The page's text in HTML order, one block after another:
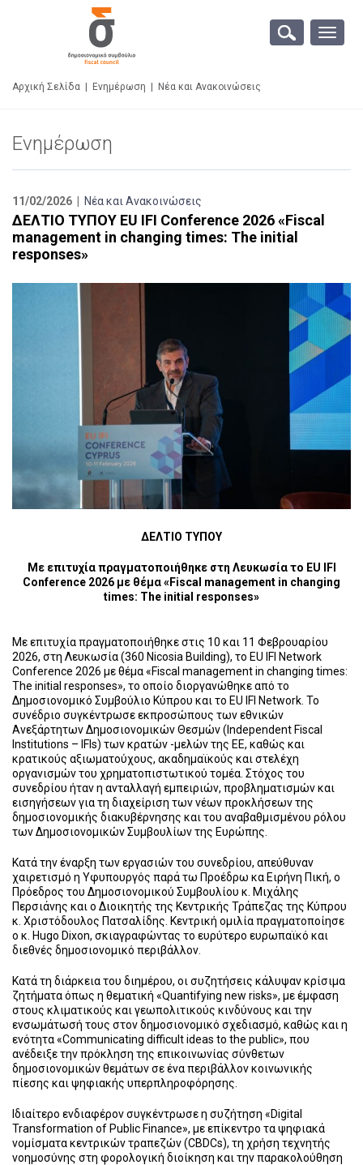
Toggle
Αρχική Σελίδα Ενημέρωση Νέα και Ανακοινώσεις
Ενημέρωση
11/02/2026 | Νέα και Ανακοινώσεις
ΔΕΛΤΙΟ ΤΥΠΟΥ EU IFI Conference 2026 «Fiscal
management in changing times: The initial
responses»
ΔΕΛΤΙΟ ΤΥΠΟΥ
Με επιτυχία πραγματοποιήθηκε στη Λευκωσία το EU IFI
Conference 2026 με θέμα «Fiscal management in changing
times: The initial responses»
Με επιτυχία πραγματοποιήθηκε στις 10 και 11 Φεβρουαρίου
2026, στη Λευκωσία (360 Nicosia Building), το EU IFI Network
Conference 2026 με θέμα «Fiscal management in changing times:
The initial responses», το οποίο διοργανώθηκε από το
Δημοσιονομικό Συμβούλιο Κύπρου και το EU IFI Network. Το
συνέδριο συγκέντρωσε εκπροσώπους των εθνικών
Ανεξάρτητων Δημοσιονομικών Θεσμών (Independent Fiscal
Institutions – IFIs) των κρατών -μελών της ΕΕ, καθώς και
κρατικούς αξιωματούχους, ακαδημαϊκούς και στελέχη
οργανισμών του χρηματοπιστωτικού τομέα. Στόχος του
συνεδρίου ήταν η ανταλλαγή εμπειριών, προβληματισμών και
εισηγήσεων για τη διαχείριση των νέων προκλήσεων της
δημοσιονομικής διακυβέρνησης και του αναβαθμισμένου ρόλου
των Δημοσιονομικών Συμβουλίων της Ευρώπης.
Κατά την έναρξη των εργασιών του συνεδρίου, απεύθυναν
χαιρετισμό η Υφυπουργός παρά τω Προέδρω κα Ειρήνη Πική, ο
Πρόεδρος του Δημοσιονομικού Συμβουλίου κ. Μιχάλης
Περσιάνης και ο Διοικητής της Κεντρικής Τράπεζας της Κύπρου
κ. Χριστόδουλος Πατσαλίδης. Κεντρική ομιλία πραγματοποίησε
ο κ. Hugo Dixon, σκιαγραφώντας το ευρύτερο ευρωπαϊκό και
διεθνές δημοσιονομικό περιβάλλον.
Κατά τη διάρκεια του διημέρου, οι συζητήσεις κάλυψαν κρίσιμα
ζητήματα όπως η θεματική «Quantifying new risks», με έμφαση
στους κλιματικούς και γεωπολιτικούς κινδύνους και την
ενσωμάτωσή τους στον δημοσιονομικό σχεδιασμό, καθώς και η
ενότητα «Communicating difficult ideas to the public», που
ανέδειξε την πρόκληση της επικοινωνίας σύνθετων
δημοσιονομικών θεμάτων σε ένα περιβάλλον κοινωνικής
πίεσης και ψηφιακής υπερπληροφόρησης.
Ιδιαίτερο ενδιαφέρον συγκέντρωσε η συζήτηση «Digital
Transformation of Public Finance», με επίκεντρο τα ψηφιακά
νομίσματα κεντρικών τραπεζών (CBDCs), τη χρήση τεχνητής
νοημοσύνης στη φορολογική διοίκηση και την παρακολούθηση